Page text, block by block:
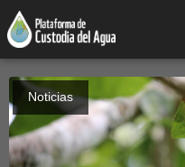
Noticias